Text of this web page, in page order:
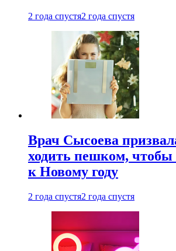
2 года спустя2 года спустя
Врач Сысоева
ходить пешком, чтобы
к Новому году
2 года спустя2 года спустя